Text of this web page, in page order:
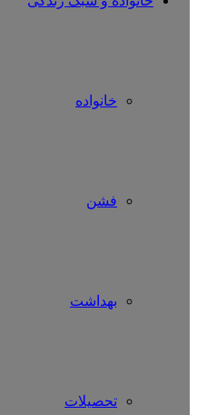
خانواده
فشن
بهداشت
تحصیلات